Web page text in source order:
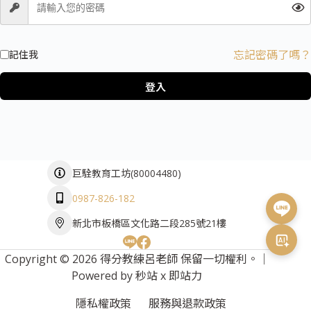
記住我 忘記密碼了嗎？
登入
巨駩教育工坊(80004480)
0987-826-182
新北市板橋區文化路二段285號21樓
Copyright © 2026 得分教練呂老師 保留一切權利。｜
Powered by秒站x 即站力
隱私權政策
服務與退款政策